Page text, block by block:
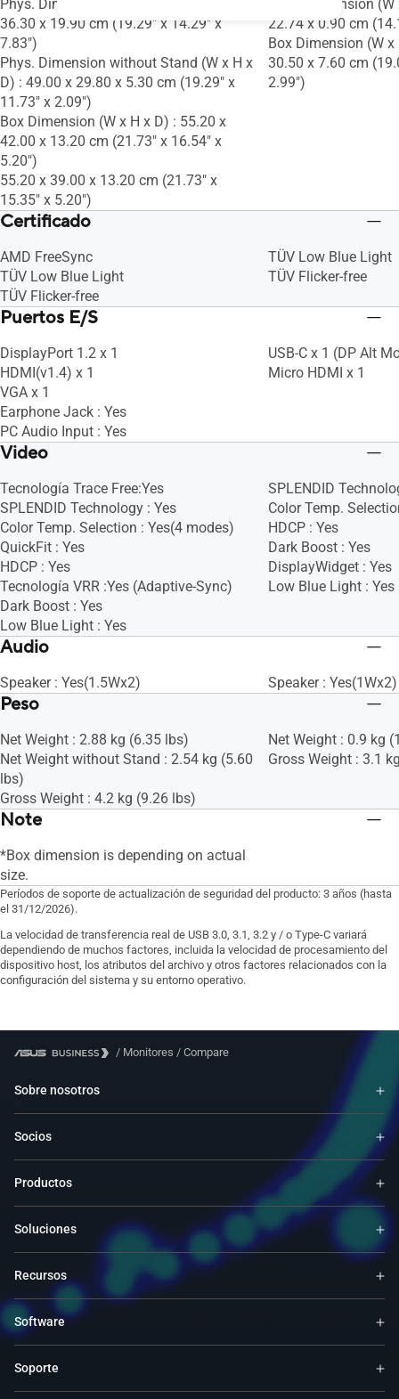
Phys. Dimension (W x H x D) : 49.00 x
36.30 x 19.90 cm (19.29" x 14.29" x
7.83")
Phys. Dimension without Stand (W x H x
D) : 49.00 x 29.80 x 5.30 cm (19.29" x
11.73" x 2.09")
Box Dimension (W x H x D) : 55.20 x
42.00 x 13.20 cm (21.73" x 16.54" x
5.20")
55.20 x 39.00 x 13.20 cm (21.73" x
15.35" x 5.20")
Phys. Dimension
22.74 x 0.90 cm
Box Dimension (W
30.50 x 7.60 cm
2.99")
Certificado
AMD FreeSync
TÜV Low Blue Light
TÜV Flicker-free
TÜV Low Blue Light
TÜV Flicker-free
Puertos E/S
DisplayPort 1.2 x 1
HDMI(v1.4) x 1
VGA x 1
Earphone Jack : Yes
PC Audio Input : Yes
USB-C x 1 (DP Alt
Micro HDMI x 1
Video
Tecnología Trace Free:Yes
SPLENDID Technology : Yes
Color Temp. Selection : Yes(4 modes)
QuickFit : Yes
HDCP : Yes
Tecnología VRR :Yes (Adaptive-Sync)
Dark Boost : Yes
Low Blue Light : Yes
SPLENDID
Color Temp.
HDCP : Yes
Dark Boost : Yes
DisplayWidget : Yes
Low Blue Light : Yes
Audio
Speaker : Yes(1.5Wx2) Speaker : Yes(1Wx2)
Peso
Net Weight : 2.88 kg (6.35 lbs)
Net Weight without Stand : 2.54 kg (5.60
lbs)
Gross Weight : 4.2 kg (9.26 lbs)
Net Weight : 0.9 kg
Gross Weight : 3.1
Note
*Box dimension is depending on actual
size.
Períodos de soporte de actualización de seguridad del producto: 3 años (hasta
el 31/12/2026).
La velocidad de transferencia real de USB 3.0, 3.1, 3.2 y / o Type-C variará
dependiendo de muchos factores, incluida la velocidad de procesamiento del
dispositivo host, los atributos del archivo y otros factores relacionados con la
configuración del sistema y su entorno operativo.
/ Monitores / Compare
Sobre nosotros
Socios
Productos
Soluciones
Recursos
Software
Soporte